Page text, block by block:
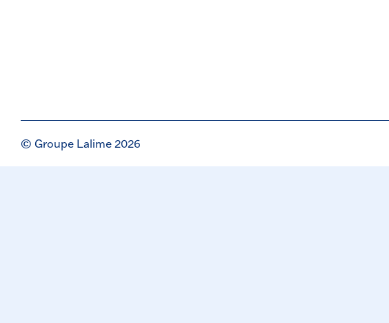
© Groupe Lalime 2026